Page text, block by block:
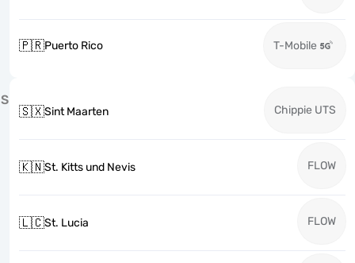
🇵🇷Puerto Rico T-Mobile
S
🇸🇽Sint Maarten Chippie UTS
🇰🇳St. Kitts und Nevis FLOW
🇱🇨St. Lucia FLOW